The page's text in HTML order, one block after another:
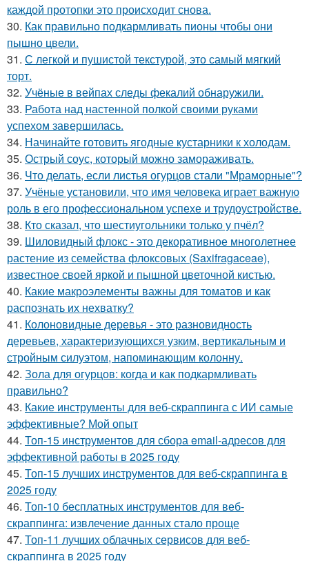
каждой протопки это происходит снова.
30. Как правильно подкармливать пионы чтобы они
пышно цвели.
31. С легкой и пушистой текстурой, это самый мягкий
торт.
32. Учёные в вейпах следы фекалий обнаружили.
33. Работа над настенной полкой своими руками
успехом завершилась.
34. Начинайте готовить ягодные кустарники к холодам.
35. Острый соус, который можно замораживать.
36. Что делать, если листья огурцов стали "Мраморные"?
37. Учёные установили, что имя человека играет важную
роль в его профессиональном успехе и трудоустройстве.
38. Кто сказал, что шестиугольники только у пчёл?
39. Шиловидный флокс - это декоративное многолетнее
растение из семейства флоксовых (Saxifragaceae),
известное своей яркой и пышной цветочной кистью.
40. Какие макроэлементы важны для томатов и как
распознать их нехватку?
41. Колоновидные деревья - это разновидность
деревьев, характеризующихся узким, вертикальным и
стройным силуэтом, напоминающим колонну.
42. Зола для огурцов: когда и как подкармливать
правильно?
43. Какие инструменты для веб-скраппинга с ИИ самые
эффективные? Мой опыт
44. Топ-15 инструментов для сбора email-адресов для
эффективной работы в 2025 году
45. Топ-15 лучших инструментов для веб-скраппинга в
2025 году
46. Топ-10 бесплатных инструментов для веб-
скраппинга: извлечение данных стало проще
47. Топ-11 лучших облачных сервисов для веб-
скраппинга в 2025 году